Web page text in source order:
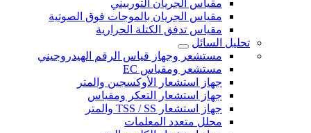
مقياس الجريان التوربيني
مقياس الجريان بالموجات فوق الصوتية
مقياس تدفق الكتلة الحرارية
تحليل السائل
مستشعر وجهاز قياس الرقم الهيدروجيني
مستشعر ومقياس EC
جهاز استشعار الأوكسجين والمتر
جهاز استشعار التعكر ومقياس
جهاز استشعار TSS / SS والمتر
محلل متعدد المعلمات